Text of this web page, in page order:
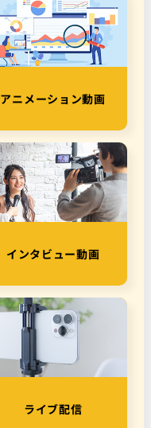
アニメーション動画
インタビュー動画
ライブ配信